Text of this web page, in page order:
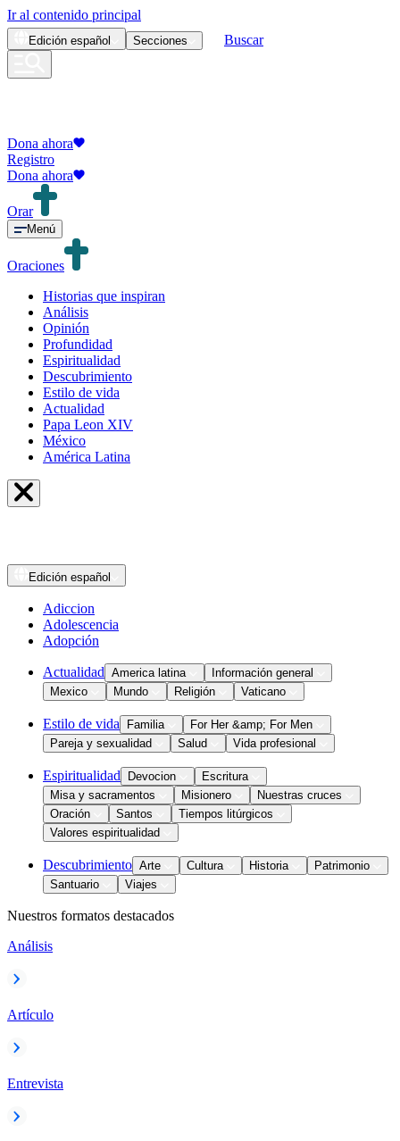
Ir al contenido principal
Edición español Secciones Buscar
Dona ahora
Registro
Dona ahora
Orar
Menú
Oraciones
Historias que inspiran
Análisis
Opinión
Profundidad
Espiritualidad
Descubrimiento
Estilo de vida
Actualidad
Papa Leon XIV
México
América Latina
Edición español
Adiccion
Adolescencia
Adopción
Actualidad America latina
Información general
Mexico
Mundo Religión Vaticano
Estilo de vida Familia
For Her &amp; For Men
Pareja y sexualidad
Salud Vida profesional
Espiritualidad Devocion
Escritura
Misa y sacramentos
Misionero
Nuestras cruces
Oración
Santos
Tiempos litúrgicos
Valores espiritualidad
Descubrimiento Arte Cultura Historia
Patrimonio
Santuario
Viajes
Nuestros formatos destacados
Análisis
Artículo
Entrevista